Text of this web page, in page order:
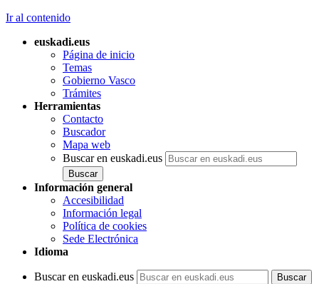
Ir al contenido
euskadi.eus
Página de inicio
Temas
Gobierno Vasco
Trámites
Herramientas
Contacto
Buscador
Mapa web
Buscar en euskadi.eus
Información general
Accesibilidad
Información legal
Política de cookies
Sede Electrónica
Idioma
Buscar en euskadi.eus